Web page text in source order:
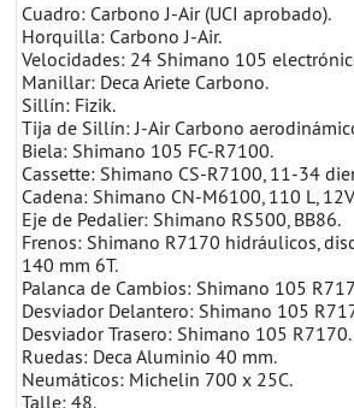
Cuadro: Carbono J-Air (UCI aprobado).
Horquilla: Carbono J-Air.
Velocidades: 24 Shimano 105
Manillar: Deca Ariete Carbono.
Sillín: Fizik.
Tija de Sillín: J-Air Carbono
Biela: Shimano 105 FC-R7100.
Cassette: Shimano CS-R7100, 11-34
Cadena: Shimano CN-M6100, 110 L,
Eje de Pedalier: Shimano RS500, BB86.
Frenos: Shimano R7170 hidráulicos,
140 mm 6T.
Palanca de Cambios: Shimano 105
Desviador Delantero: Shimano 105
Desviador Trasero: Shimano 105 R7170.
Ruedas: Deca Aluminio 40 mm.
Neumáticos: Michelin 700 x 25C.
Talle: 48.